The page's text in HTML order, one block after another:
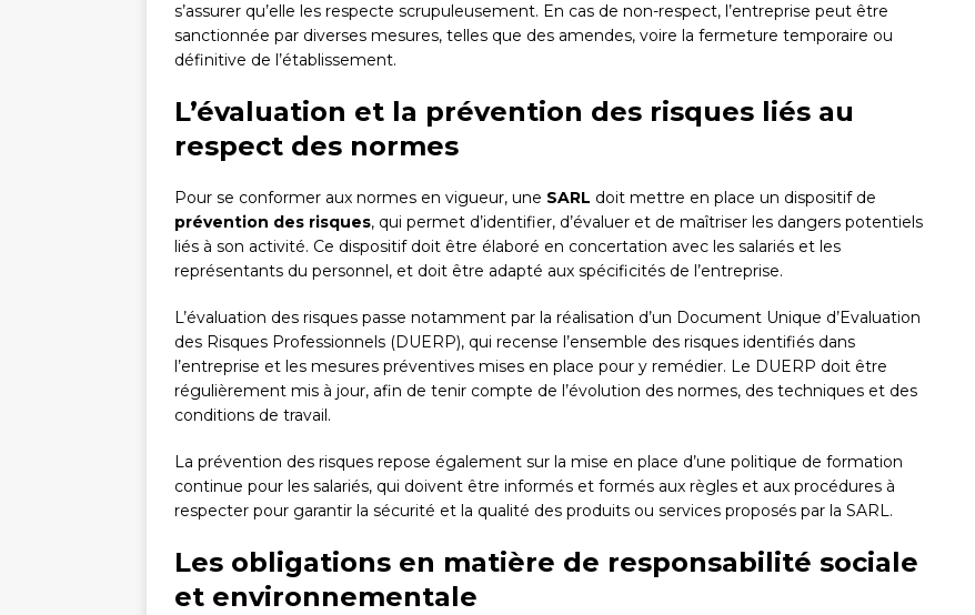
s’assurer qu’elle les respecte scrupuleusement. En cas de non-respect, l’entreprise peut être
sanctionnée par diverses mesures, telles que des amendes, voire la fermeture temporaire ou
définitive de l’établissement.
L’évaluation et la prévention des risques liés au
respect des normes
Pour se conformer aux normes en vigueur, une SARL doit mettre en place un dispositif de
prévention des risques, qui permet d’identifier, d’évaluer et de maîtriser les dangers potentiels
liés à son activité. Ce dispositif doit être élaboré en concertation avec les salariés et les
représentants du personnel, et doit être adapté aux spécificités de l’entreprise.
L’évaluation des risques passe notamment par la réalisation d’un Document Unique d’Evaluation
des Risques Professionnels (DUERP), qui recense l’ensemble des risques identifiés dans
l’entreprise et les mesures préventives mises en place pour y remédier. Le DUERP doit être
régulièrement mis à jour, afin de tenir compte de l’évolution des normes, des techniques et des
conditions de travail.
La prévention des risques repose également sur la mise en place d’une politique de formation
continue pour les salariés, qui doivent être informés et formés aux règles et aux procédures à
respecter pour garantir la sécurité et la qualité des produits ou services proposés par la SARL.
Les obligations en matière de responsabilité sociale
et environnementale